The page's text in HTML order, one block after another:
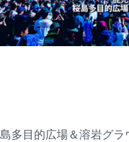
多目的広場＆溶岩グ